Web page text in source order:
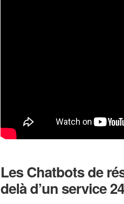
Les Chatbots de
delà d’un service